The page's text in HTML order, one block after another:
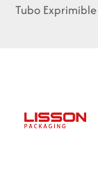
Tubo